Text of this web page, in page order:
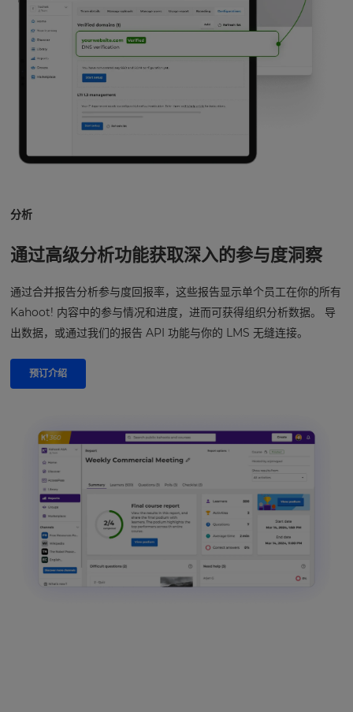
分析
通过高级分析功能获取深入的参与度洞察
通过合并报告分析参与度回报率，这些报告显示单个员工在你的所有
Kahoot! 内容中的参与情况和进度，进而可获得组织分析数据。 导
出数据，或通过我们的报告 API 功能与你的 LMS 无缝连接。
预订介绍